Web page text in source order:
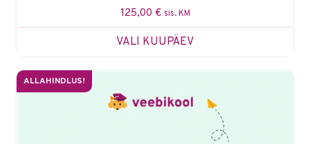
125,00 € sis. KM
VALI KUUPÄEV
ALLAHINDLUS!